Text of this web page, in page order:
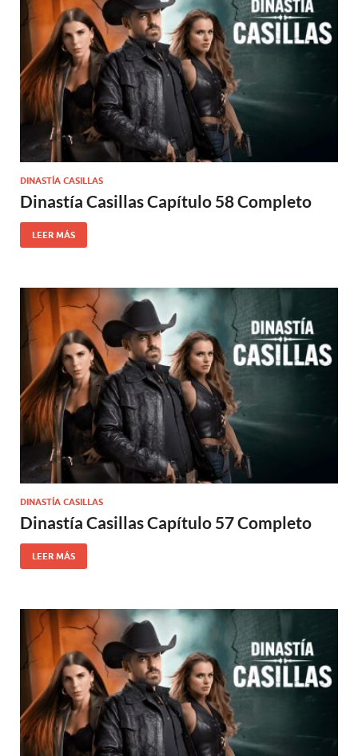
DINASTÍA CASILLAS
Dinastía Casillas Capítulo 58 Completo
LEER MÁS
DINASTÍA CASILLAS
Dinastía Casillas Capítulo 57 Completo
LEER MÁS